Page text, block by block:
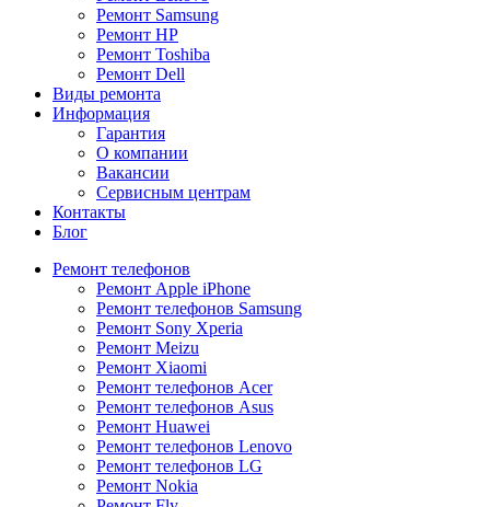
Ремонт Samsung
Ремонт HP
Ремонт Toshiba
Ремонт Dell
Виды ремонта
Информация
Гарантия
О компании
Вакансии
Сервисным центрам
Контакты
Блог
Ремонт телефонов
Ремонт Apple iPhone
Ремонт телефонов Samsung
Ремонт Sony Xperia
Ремонт Meizu
Ремонт Xiaomi
Ремонт телефонов Acer
Ремонт телефонов Asus
Ремонт Huawei
Ремонт телефонов Lenovo
Ремонт телефонов LG
Ремонт Nokia